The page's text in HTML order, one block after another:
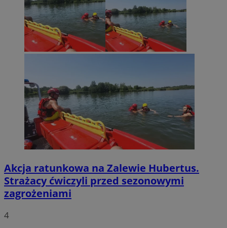
Akcja ratunkowa na Zalewie Hubertus.
Strażacy ćwiczyli przed sezonowymi
zagrożeniami
4